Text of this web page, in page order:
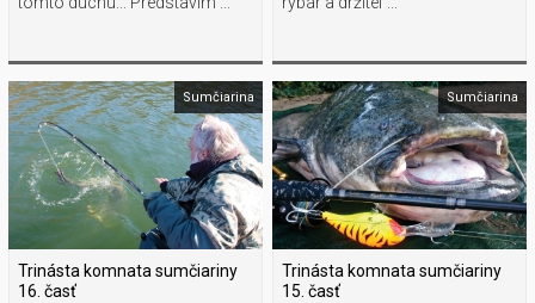
Sumčiarina
Trinásta komnata sumčiariny
16. časť
Sumčiarina
Trinásta komnata sumčiariny
15. časť